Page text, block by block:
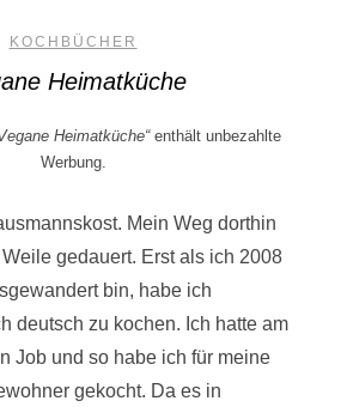
KOCHBÜCHER
Heimatküche
Heimatküche“enthält unbezahlte
Werbung.
Mein Weg dorthin
gedauert. Erst als ich 2008
bin, habe ich
deutsch zu kochen. Ich hatte am
Job und so habe ich für meine
gekocht. Da es in